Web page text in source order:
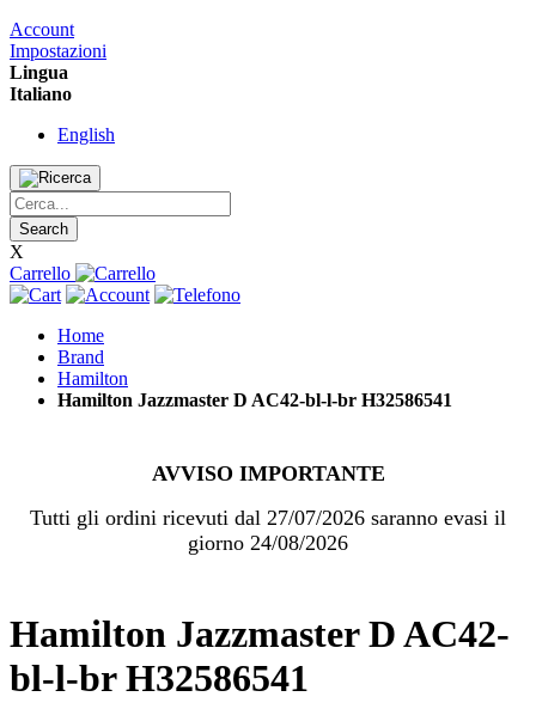
Account
Impostazioni
Lingua
Italiano
English
Search
X
Carrello
Home
Brand
Hamilton
Hamilton Jazzmaster D AC42-bl-l-br H32586541
AVVISO IMPORTANTE
Tutti gli ordini ricevuti dal 27/07/2026 saranno evasi il
giorno 24/08/2026
Hamilton Jazzmaster D AC42-
bl-l-br H32586541